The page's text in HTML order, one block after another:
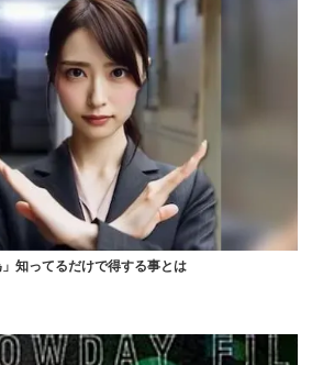
知ってるだけで得する事とは